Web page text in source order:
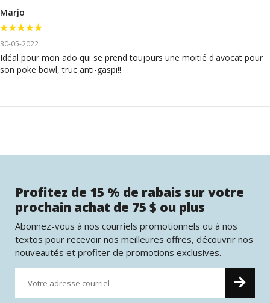
Marjo
30-05-2022
Idéal pour mon ado qui se prend toujours une moitié d'avocat pour
son poke bowl, truc anti-gaspi!!
Profitez de 15 % de rabais sur votre
prochain achat de 75 $ ou plus
Abonnez-vous à nos courriels promotionnels ou à nos
textos pour recevoir nos meilleures offres, découvrir nos
nouveautés et profiter de promotions exclusives.